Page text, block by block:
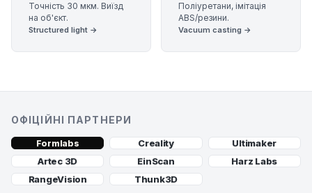
Точність 30 мкм. Виїзд
на об'єкт.
Structured light →
Поліуретани, імітація
ABS/резини.
Vacuum casting →
ОФІЦІЙНІ ПАРТНЕРИ
Formlabs Creality
Ultimaker
Artec 3D
EinScan
Harz Labs
RangeVision
Thunk3D